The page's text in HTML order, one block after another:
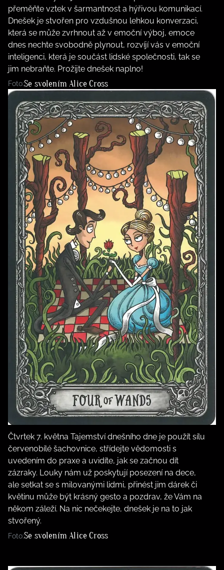
přeměňte vztek v šarmantnost a hýřivou komunikací.
Dnešek je stvořen pro vzdušnou lehkou konverzaci,
která se může zvrhnout až v emoční výboj, emoce
dnes nechte svobodně plynout, rozvíjí vás v emoční
inteligenci, která je součást lidské společnosti, tak se
jim nebraňte. Prožijte dnešek naplno!
Foto:Se svolením Alice Cross
Čtvrtek 7. května Tajemství dnešního dne je použít sílu
červenobílé šachovnice, střídejte vědomosti s
uvedením do praxe a uvidíte, jak se začnou dít
zázraky. Louky nám už poskytují posezení na dece,
ale setkat se s milovanými lidmi, přinést jim dárek či
květinu může být krásný gesto a pozdrav, že Vám na
někom záleží. Na nic nečekejte, dnešek je na to jak
stvořený.
Foto:Se svolením Alice Cross